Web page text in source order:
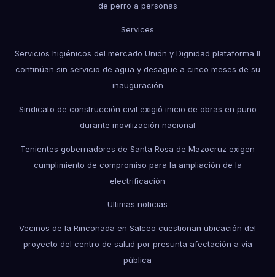
de perro a personas
Services
Servicios higiénicos del mercado Unión y Dignidad plataforma II
continúan sin servicio de agua y desagüe a cinco meses de su
inauguración
Sindicato de construcción civil exigió inicio de obras en puno
durante movilización nacional
Tenientes gobernadores de Santa Rosa de Mazocruz exigen
cumplimiento de compromiso para la ampliación de la
electrificación
Últimas noticias
Vecinos de la Rinconada en Salceo cuestionan ubicación del
proyecto del centro de salud por presunta afectación a vía
pública